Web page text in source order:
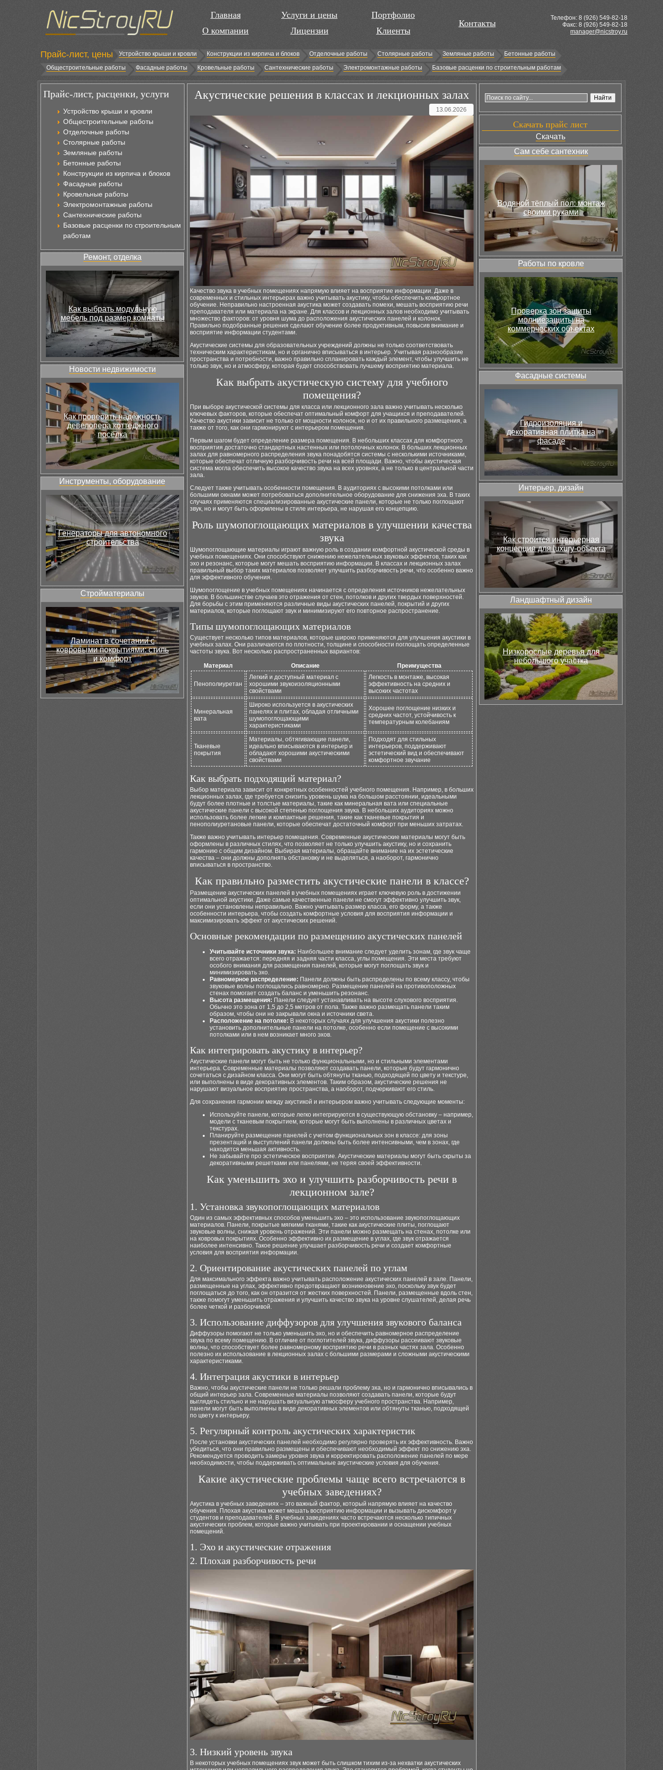
Главная
О компании
Услуги и цены
Лицензии
Портфолио
Клиенты
Контакты
Телефон: 8 (926) 549-82-18
Факс: 8 (926) 549-82-18
manager@nicstroy.ru
Прайс-лист, цены Устройство крыши и кровли Конструкции из кирпича и блоков Отделочные работы Столярные работы Земляные работы
Бетонные работы
Общестроительные работы
Фасадные работы Кровельные работы Сантехнические работы Электромонтажные работы Базовые расценки по строительным работам
Прайс-лист, расценки, услуги
Устройство крыши и кровли
Общестроительные работы
Отделочные работы
Столярные работы
Земляные работы
Бетонные работы
Конструкции из кирпича и блоков
Фасадные работы
Кровельные работы
Электромонтажные работы
Сантехнические работы
Базовые расценки по строительным
работам
Ремонт, отделка
Как выбрать модульную
мебель под размер комнаты
Новости недвижимости
Как проверить надёжность
девелопера коттеджного
посёлка
Инструменты, оборудование
Генераторы для автономного
строительства
Стройматериалы
Ламинат в сочетании с
ковровыми покрытиями: стиль
и комфорт
Акустические решения в классах и лекционных залах
13.06.2026
Качество звука в учебных помещениях напрямую влияет на восприятие информации. Даже в
современных и стильных интерьерах важно учитывать акустику, чтобы обеспечить комфортное
обучение. Неправильно настроенная акустика может создавать помехи, мешать восприятию речи
преподавателя или материала на экране. Для классов и лекционных залов необходимо учитывать
множество факторов: от уровня шума до расположения акустических панелей и колонок.
Правильно подобранные решения сделают обучение более продуктивным, повысив внимание и
восприятие информации студентами.
Акустические системы для образовательных учреждений должны не только соответствовать
техническим характеристикам, но и органично вписываться в интерьер. Учитывая разнообразие
пространства и потребности, важно правильно спланировать каждый элемент, чтобы улучшить не
только звук, но и атмосферу, которая будет способствовать лучшему восприятию материала.
Как выбрать акустическую систему для учебного
помещения?
При выборе акустической системы для класса или лекционного зала важно учитывать несколько
ключевых факторов, которые обеспечат оптимальный комфорт для учащихся и преподавателей.
Качество акустики зависит не только от мощности колонок, но и от их правильного размещения, а
также от того, как они гармонируют с интерьером помещения.
Первым шагом будет определение размера помещения. В небольших классах для комфортного
восприятия достаточно стандартных настенных или потолочных колонок. В больших лекционных
залах для равномерного распределения звука понадобятся системы с несколькими источниками,
которые обеспечат отличную разборчивость речи на всей площади. Важно, чтобы акустическая
система могла обеспечить высокое качество звука на всех уровнях, а не только в центральной части
зала.
Следует также учитывать особенности помещения. В аудиториях с высокими потолками или
большими окнами может потребоваться дополнительное оборудование для снижения эха. В таких
случаях применяются специализированные акустические панели, которые не только поглощают
звук, но и могут быть оформлены в стиле интерьера, не нарушая его концепцию.
Роль шумопоглощающих материалов в улучшении качества
звука
Шумопоглощающие материалы играют важную роль в создании комфортной акустической среды в
учебных помещениях. Они способствуют снижению нежелательных звуковых эффектов, таких как
эхо и резонанс, которые могут мешать восприятию информации. В классах и лекционных залах
правильный выбор таких материалов позволяет улучшить разборчивость речи, что особенно важно
для эффективного обучения.
Шумопоглощение в учебных помещениях начинается с определения источников нежелательных
звуков. В большинстве случаев это отражения от стен, потолков и других твердых поверхностей.
Для борьбы с этим применяются различные виды акустических панелей, покрытий и других
материалов, которые поглощают звук и минимизируют его повторное распространение.
Типы шумопоглощающих материалов
Существует несколько типов материалов, которые широко применяются для улучшения акустики в
учебных залах. Они различаются по плотности, толщине и способности поглощать определенные
частоты звука. Вот несколько распространенных вариантов:
Материал Описание Преимущества
Пенополиуретан
Легкий и доступный материал с
хорошими звукоизоляционными
свойствами
Легкость в монтаже, высокая
эффективность на средних и
высоких частотах
Минеральная
вата
Широко используется в акустических
панелях и плитах, обладая отличными
шумопоглощающими
характеристиками
Хорошее поглощение низких и
средних частот, устойчивость к
температурным колебаниям
Тканевые
покрытия
Материалы, обтягивающие панели,
идеально вписываются в интерьер и
обладают хорошими акустическими
свойствами
Подходят для стильных
интерьеров, поддерживают
эстетический вид и обеспечивают
комфортное звучание
Как выбрать подходящий материал?
Выбор материала зависит от конкретных особенностей учебного помещения. Например, в больших
лекционных залах, где требуется снизить уровень шума на большом расстоянии, идеальными
будут более плотные и толстые материалы, такие как минеральная вата или специальные
акустические панели с высокой степенью поглощения звука. В небольших аудиториях можно
использовать более легкие и компактные решения, такие как тканевые покрытия и
пенополиуретановые панели, которые обеспечат достаточный комфорт при меньших затратах.
Также важно учитывать интерьер помещения. Современные акустические материалы могут быть
оформлены в различных стилях, что позволяет не только улучшить акустику, но и сохранить
гармонию с общим дизайном. Выбирая материалы, обращайте внимание на их эстетические
качества – они должны дополнять обстановку и не выделяться, а наоборот, гармонично
вписываться в пространство.
Как правильно разместить акустические панели в классе?
Размещение акустических панелей в учебных помещениях играет ключевую роль в достижении
оптимальной акустики. Даже самые качественные панели не смогут эффективно улучшить звук,
если они установлены неправильно. Важно учитывать размер класса, его форму, а также
особенности интерьера, чтобы создать комфортные условия для восприятия информации и
максимизировать эффект от акустических решений.
Основные рекомендации по размещению акустических панелей
Учитывайте источники звука: Наибольшее внимание следует уделить зонам, где звук чаще
всего отражается: передняя и задняя части класса, углы помещения. Эти места требуют
особого внимания для размещения панелей, которые могут поглощать звук и
минимизировать эхо.
Равномерное распределение: Панели должны быть распределены по всему классу, чтобы
звуковые волны поглощались равномерно. Размещение панелей на противоположных
стенах помогает создать баланс и уменьшить резонанс.
Высота размещения: Панели следует устанавливать на высоте слухового восприятия.
Обычно это зона от 1,5 до 2,5 метров от пола. Также важно размещать панели таким
образом, чтобы они не закрывали окна и источники света.
Расположение на потолке: В некоторых случаях для улучшения акустики полезно
установить дополнительные панели на потолке, особенно если помещение с высокими
потолками или в нем возникает много эхов.
Как интегрировать акустику в интерьер?
Акустические панели могут быть не только функциональными, но и стильными элементами
интерьера. Современные материалы позволяют создавать панели, которые будут гармонично
сочетаться с дизайном класса. Они могут быть обтянуты тканью, подходящей по цвету и текстуре,
или выполнены в виде декоративных элементов. Таким образом, акустические решения не
нарушают визуальное восприятие пространства, а наоборот, подчеркивают его стиль.
Для сохранения гармонии между акустикой и интерьером важно учитывать следующие моменты:
Используйте панели, которые легко интегрируются в существующую обстановку – например,
модели с тканевым покрытием, которые могут быть выполнены в различных цветах и
текстурах.
Планируйте размещение панелей с учетом функциональных зон в классе: для зоны
презентаций и выступлений панели должны быть более интенсивными, чем в зонах, где
находится меньшая активность.
Не забывайте про эстетическое восприятие. Акустические материалы могут быть скрыты за
декоративными решетками или панелями, не теряя своей эффективности.
Как уменьшить эхо и улучшить разборчивость речи в
лекционном зале?
1. Установка звукопоглощающих материалов
Один из самых эффективных способов уменьшить эхо – это использование звукопоглощающих
материалов. Панели, покрытые мягкими тканями, такие как акустические плиты, поглощают
звуковые волны, снижая уровень отражений. Эти панели можно размещать на стенах, потолке или
на ковровых покрытиях. Особенно эффективно их размещение в углах, где звук отражается
наиболее интенсивно. Такое решение улучшает разборчивость речи и создает комфортные
условия для восприятия информации.
2. Ориентирование акустических панелей по углам
Для максимального эффекта важно учитывать расположение акустических панелей в зале. Панели,
размещенные на углах, эффективно предотвращают возникновение эхо, поскольку звук будет
поглощаться до того, как он отразится от жестких поверхностей. Панели, размещенные вдоль стен,
также помогут уменьшить отражения и улучшить качество звука на уровне слушателей, делая речь
более четкой и разборчивой.
3. Использование диффузоров для улучшения звукового баланса
Диффузоры помогают не только уменьшить эхо, но и обеспечить равномерное распределение
звука по всему помещению. В отличие от поглотителей звука, диффузоры рассеивают звуковые
волны, что способствует более равномерному восприятию речи в разных частях зала. Особенно
полезно их использование в лекционных залах с большими размерами и сложными акустическими
характеристиками.
4. Интеграция акустики в интерьер
Важно, чтобы акустические панели не только решали проблему эха, но и гармонично вписывались в
общий интерьер зала. Современные материалы позволяют создавать панели, которые будут
выглядеть стильно и не нарушать визуальную атмосферу учебного пространства. Например,
панели могут быть выполнены в виде декоративных элементов или обтянуты тканью, подходящей
по цвету к интерьеру.
5. Регулярный контроль акустических характеристик
После установки акустических панелей необходимо регулярно проверять их эффективность. Важно
убедиться, что они правильно размещены и обеспечивают необходимый эффект по снижению эха.
Рекомендуется проводить замеры уровня звука и корректировать расположение панелей по мере
необходимости, чтобы поддерживать оптимальные акустические условия для обучения.
Какие акустические проблемы чаще всего встречаются в
учебных заведениях?
Акустика в учебных заведениях – это важный фактор, который напрямую влияет на качество
обучения. Плохая акустика может мешать восприятию информации и вызывать дискомфорт у
студентов и преподавателей. В учебных заведениях часто встречаются несколько типичных
акустических проблем, которые важно учитывать при проектировании и оснащении учебных
помещений.
1. Эхо и акустические отражения
2. Плохая разборчивость речи
3. Низкий уровень звука
В некоторых учебных помещениях звук может быть слишком тихим из-за нехватки акустических
Скачать прайс лист
Скачать
Сам себе сантехник
Водяной тёплый пол: монтаж
своими руками
Работы по кровле
Проверка зон защиты
молниезащиты на
коммерческих объектах
Фасадные системы
Гидроизоляция и
декоративная плитка на
фасаде
Интерьер, дизайн
Как строится интерьерная
концепция для luxury-объекта
Ландшафтный дизайн
Низкорослые деревья для
небольшого участка